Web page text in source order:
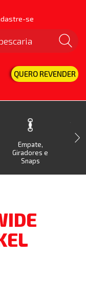
se
QUERO REVENDER
Empate,
Giradores e
Snaps
Isca